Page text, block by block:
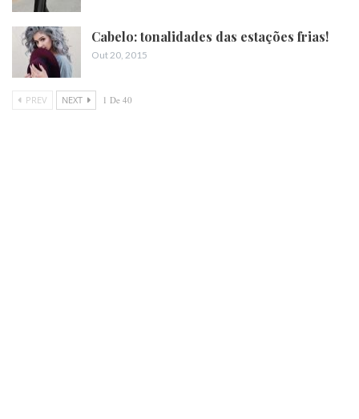
Cabelo: tonalidades das estações frias!
Out 20, 2015
PREV NEXT 1 De 40